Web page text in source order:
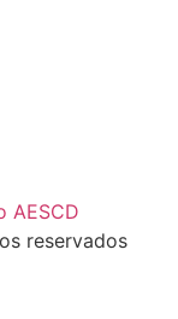
AESCD
reservados